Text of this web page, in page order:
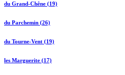
du Grand-Chêne (19)
du Parchemin (26)
du Tourne-Vent (19)
les Marguerite (17)